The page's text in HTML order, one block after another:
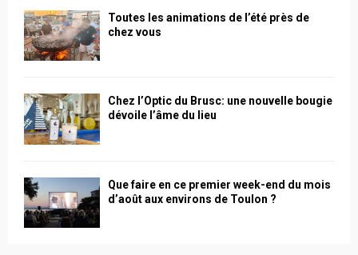
Toutes les animations de l’été près de
chez vous
Chez l’Optic du Brusc: une nouvelle bougie
dévoile l’âme du lieu
Que faire en ce premier week-end du mois
d’août aux environs de Toulon ?